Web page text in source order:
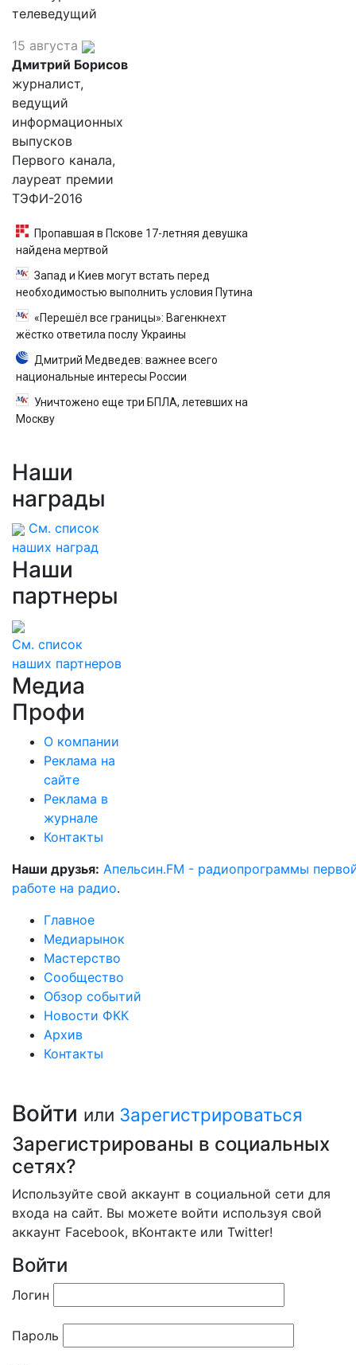
телеведущий
15 августа
Дмитрий Борисов
журналист,
ведущий
информационных
выпусков
Первого канала,
лауреат премии
ТЭФИ-2016
Пропавшая в Пскове 17-летняя девушка
найдена мертвой
Запад и Киев могут встать перед
необходимостью выполнить условия Путина
«Перешёл все границы»: Вагенкнехт
жёстко ответила послу Украины
Дмитрий Медведев: важнее всего
национальные интересы России
Уничтожено еще три БПЛА, летевших на
Москву
Наши
награды
См. список
наших наград
Наши
партнеры
См. список
наших партнеров
Медиа
Профи
О компании
Реклама на
сайте
Реклама в
журнале
Контакты
Наши друзья: Апельсин.FM - радиопрограммы
работе на радио.
Главное
Медиарынок
Мастерство
Сообщество
Обзор событий
Новости ФКК
Архив
Контакты
Войти или Зарегистрироваться
Зарегистрированы в социальных
сетях?
Используйте свой аккаунт в социальной сети для
входа на сайт. Вы можете войти используя свой
аккаунт Facebook, вКонтакте или Twitter!
Войти
Логин
Пароль